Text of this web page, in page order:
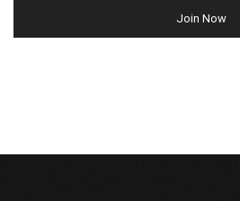
Join Now